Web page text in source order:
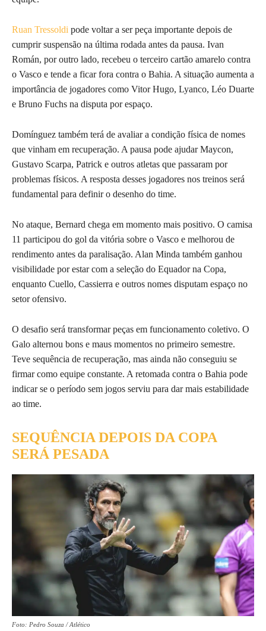
Ruan Tressoldi pode voltar a ser peça importante depois de
cumprir suspensão na última rodada antes da pausa. Ivan
Román, por outro lado, recebeu o terceiro cartão amarelo contra
o Vasco e tende a ficar fora contra o Bahia. A situação aumenta a
importância de jogadores como Vitor Hugo, Lyanco, Léo Duarte
e Bruno Fuchs na disputa por espaço.
Domínguez também terá de avaliar a condição física de nomes
que vinham em recuperação. A pausa pode ajudar Maycon,
Gustavo Scarpa, Patrick e outros atletas que passaram por
problemas físicos. A resposta desses jogadores nos treinos será
fundamental para definir o desenho do time.
No ataque, Bernard chega em momento mais positivo. O camisa
11 participou do gol da vitória sobre o Vasco e melhorou de
rendimento antes da paralisação. Alan Minda também ganhou
visibilidade por estar com a seleção do Equador na Copa,
enquanto Cuello, Cassierra e outros nomes disputam espaço no
setor ofensivo.
O desafio será transformar peças em funcionamento coletivo. O
Galo alternou bons e maus momentos no primeiro semestre.
Teve sequência de recuperação, mas ainda não conseguiu se
firmar como equipe constante. A retomada contra o Bahia pode
indicar se o período sem jogos serviu para dar mais estabilidade
ao time.
SEQUÊNCIA DEPOIS DA COPA
SERÁ PESADA
Foto: Pedro Souza / Atlético